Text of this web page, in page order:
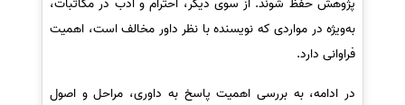
به‌ویژه در مواردی که نویسنده با نظر داور مخالف است، اهمیت
فراوانی دارد.
در ادامه، به بررسی اهمیت پاسخ به داوری، مراحل و اصول